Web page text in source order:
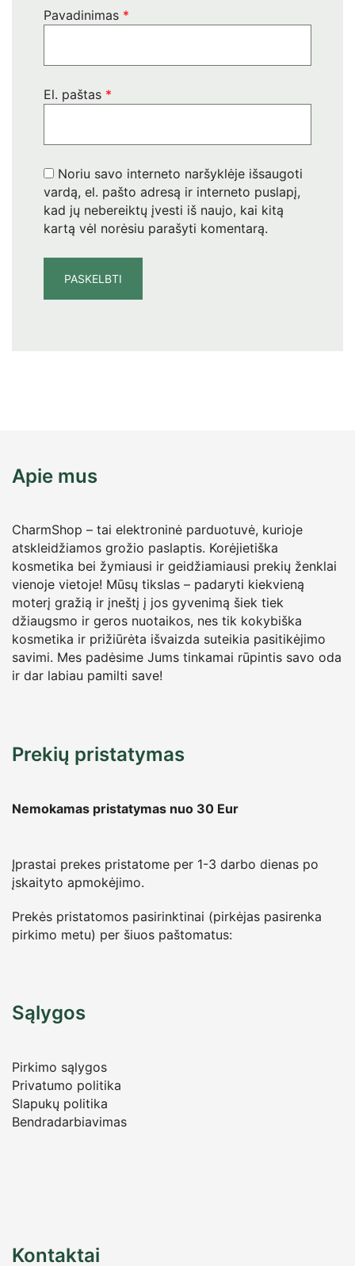
Pavadinimas *
El. paštas *
Noriu savo interneto naršyklėje išsaugoti
vardą, el. pašto adresą ir interneto puslapį,
kad jų nebereiktų įvesti iš naujo, kai kitą
kartą vėl norėsiu parašyti komentarą.
Apie mus
CharmShop – tai elektroninė parduotuvė, kurioje
atskleidžiamos grožio paslaptis. Korėjietiška
kosmetika bei žymiausi ir geidžiamiausi prekių ženklai
vienoje vietoje! Mūsų tikslas – padaryti kiekvieną
moterį gražią ir įneštį į jos gyvenimą šiek tiek
džiaugsmo ir geros nuotaikos, nes tik kokybiška
kosmetika ir prižiūrėta išvaizda suteikia pasitikėjimo
savimi. Mes padėsime Jums tinkamai rūpintis savo oda
ir dar labiau pamilti save!
Prekių pristatymas
Nemokamas pristatymas nuo 30 Eur
Įprastai prekes pristatome per 1-3 darbo dienas po
įskaityto apmokėjimo.
Prekės pristatomos pasirinktinai (pirkėjas pasirenka
pirkimo metu) per šiuos paštomatus:
Sąlygos
Pirkimo sąlygos
Privatumo politika
Slapukų politika
Bendradarbiavimas
Kontaktai